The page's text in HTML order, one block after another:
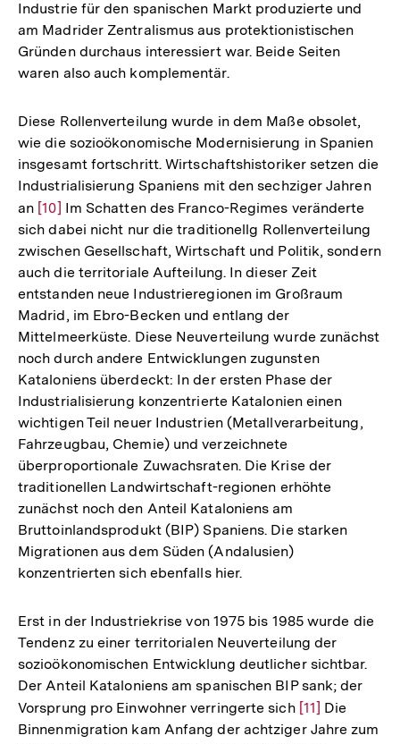
Industrie für den spanischen Markt produzierte und
am Madrider Zentralismus aus protektionistischen
Gründen durchaus interessiert war. Beide Seiten
waren also auch komplementär.
Diese Rollenverteilung wurde in dem Maße obsolet,
wie die sozioökonomische Modernisierung in Spanien
insgesamt fortschritt. Wirtschaftshistoriker setzen die
Industrialisierung Spaniens mit den sechziger Jahren
an Zur
Auflösung
der
Fußnote
[10] Im Schatten des Franco-Regimes veränderte
sich dabei nicht nur die traditionellg Rollenverteilung
zwischen Gesellschaft, Wirtschaft und Politik, sondern
auch die territoriale Aufteilung. In dieser Zeit
entstanden neue Industrieregionen im Großraum
Madrid, im Ebro-Becken und entlang der
Mittelmeerküste. Diese Neuverteilung wurde zunächst
noch durch andere Entwicklungen zugunsten
Kataloniens überdeckt: In der ersten Phase der
Industrialisierung konzentrierte Katalonien einen
wichtigen Teil neuer Industrien (Metallverarbeitung,
Fahrzeugbau, Chemie) und verzeichnete
überproportionale Zuwachsraten. Die Krise der
traditionellen Landwirtschaft-regionen erhöhte
zunächst noch den Anteil Kataloniens am
Bruttoinlandsprodukt (BIP) Spaniens. Die starken
Migrationen aus dem Süden (Andalusien)
konzentrierten sich ebenfalls hier.
Erst in der Industriekrise von 1975 bis 1985 wurde die
Tendenz zu einer territorialen Neuverteilung der
sozioökonomischen Entwicklung deutlicher sichtbar.
Der Anteil Kataloniens am spanischen BIP sank; der
Vorsprung pro Einwohner verringerte sich Zur
Auflösung
[11] Die
Binnenmigration kam Anfang der achtziger Jahre zum